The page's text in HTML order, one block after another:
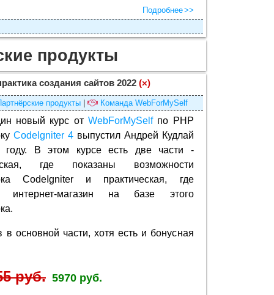
Подробнее
продукты
создания сайтов 2022 (×)
продукты| Команда WebForMySelf
новый курс от WebForMySelfпо PHP
CodeIgniter 4выпустил Андрей Кудлай
В этом курсе есть две части -
где показаны возможности
CodeIgniter и практическая, где
интернет-магазин на базе этого
в основной части, хотя есть и бонусная
руб. 5970 руб.